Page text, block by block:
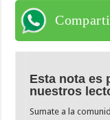
Esta nota es
nuestros
Sumate a la